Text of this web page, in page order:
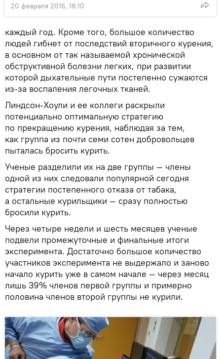
20 февраля 2016, 18:10
каждый год. Кроме того, большое количество
людей гибнет от последствий вторичного курения,
в основном от так называемой хронической
обструктивной болезни легких, при развитии
которой дыхательные пути постепенно сужаются
из-за воспаления легочных тканей.
Линдсон-Хоули и ее коллеги раскрыли
потенциально оптимальную стратегию
по прекращению курения, наблюдая за тем,
как группа из почти семи сотен добровольцев
пыталась бросить курить.
Ученые разделили их на две группы — члены
одной из них следовали популярной сегодня
стратегии постепенного отказа от табака,
а остальные курильщики — сразу полностью
бросили курить.
Через четыре недели и шесть месяцев ученые
подвели промежуточные и финальные итоги
эксперимента. Достаточно большое количество
участников эксперимента не выдержало и заново
начало курить уже в самом начале — через месяц
лишь 39% членов первой группы и примерно
половина членов второй группы не курили.